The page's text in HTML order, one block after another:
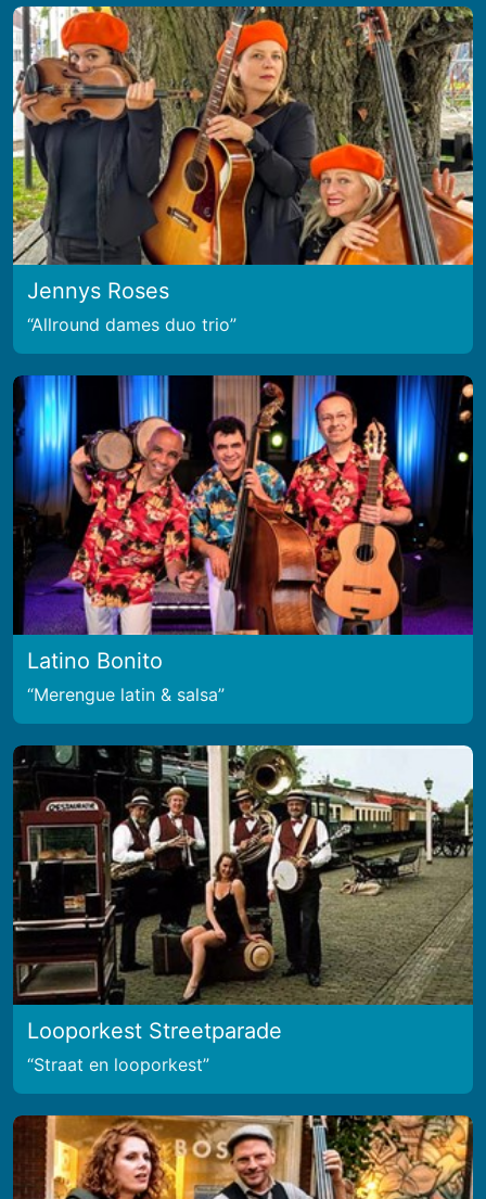
Jennys Roses
Allround dames duo trio
Latino Bonito
Merengue latin & salsa
Looporkest Streetparade
Straat en looporkest